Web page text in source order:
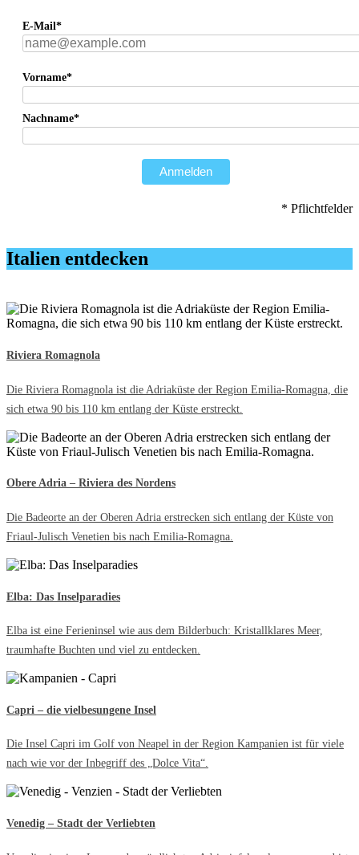
E-Mail*
Vorname*
Nachname*
Anmelden
* Pflichtfelder
Italien entdecken
Riviera Romagnola
Die Riviera Romagnola ist die Adriaküste der Region Emilia-Romagna, die
sich etwa 90 bis 110 km entlang der Küste erstreckt.
Obere Adria – Riviera des Nordens
Die Badeorte an der Oberen Adria erstrecken sich entlang der Küste von
Friaul-Julisch Venetien bis nach Emilia-Romagna.
Elba: Das Inselparadies
Elba ist eine Ferieninsel wie aus dem Bilderbuch: Kristallklares Meer,
traumhafte Buchten und viel zu entdecken.
Capri – die vielbesungene Insel
Die Insel Capri im Golf von Neapel in der Region Kampanien ist für viele
nach wie vor der Inbegriff des „Dolce Vita“.
Venedig – Stadt der Verliebten